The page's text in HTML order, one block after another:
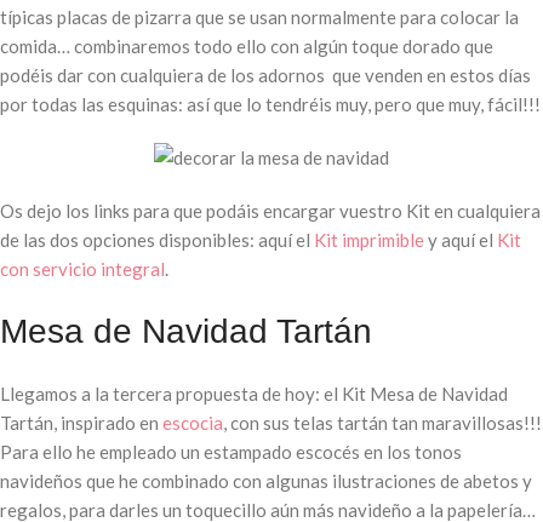
típicas placas de pizarra que se usan normalmente para colocar la
comida… combinaremos todo ello con algún toque dorado que
podéis dar con cualquiera de los adornos que venden en estos días
por todas las esquinas: así que lo tendréis muy, pero que muy, fácil!!!
Os dejo los links para que podáis encargar vuestro Kit en cualquiera
de las dos opciones disponibles: aquí el Kit imprimibley aquí el Kit
con servicio integral.
Mesa de Navidad Tartán
Llegamos a la tercera propuesta de hoy: el Kit Mesa de Navidad
Tartán, inspirado en escocia, con sus telas tartán tan maravillosas!!!
Para ello he empleado un estampado escocés en los tonos
navideños que he combinado con algunas ilustraciones de abetos y
regalos, para darles un toquecillo aún más navideño a la papelería…